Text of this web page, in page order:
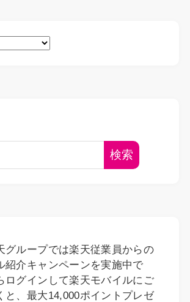
検索
グループでは楽天従業員からの
紹介キャンペーンを実施中で
ログインして楽天モバイルにご
と、最大14,000ポイントプレゼ